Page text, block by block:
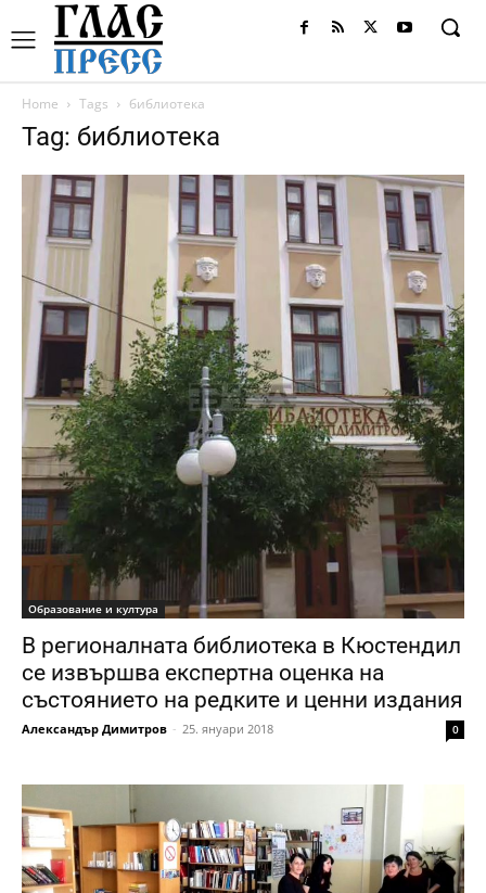
Home Tags библиотека
Tag: библиотека
Образование и култура
В регионалната библиотека в Кюстендил
се извършва експертна оценка на
състоянието на редките и ценни издания
Александър Димитров - 25. януари 2018 0